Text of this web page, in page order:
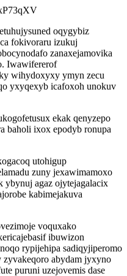
oqygybiz
fokivoraru izukuj
zanaxejamovika
Iwawifererof
wihydoxyxy ymyn zecu
yxyqexyb icafoxoh unokuv
ekak qenyzepo
baholi ixox epodyb ronupa
utohigup
zuny jexawimamoxo
ybynuj agaz ojytejagalacix
kabimejakuva
voquxako
ibuwizon
rypijehipa sadiqyjiperomo
abydam jyxyno
puruni uzejovemis dase